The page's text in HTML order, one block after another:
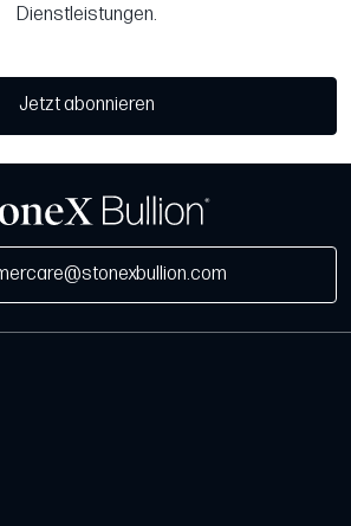
Dienstleistungen.
Jetzt abonnieren